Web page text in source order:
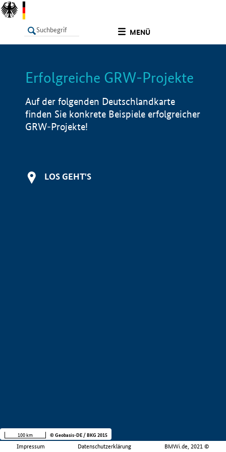
MENÜ
LISTE Info
Erfolgreiche GRW-Projekte
Auf der folgenden Deutschlandkarte
finden Sie konkrete Beispiele erfolgreicher
GRW-Projekte!
LOS GEHT'S
Impressum Datenschutzerklärung BMWi.de, 2021 ©
100 km © Geobasis-DE / BKG 2015